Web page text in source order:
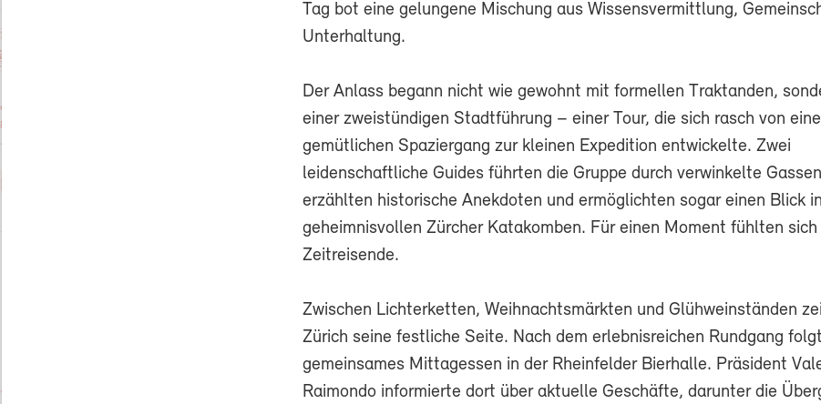
Tag bot eine gelungene Mischung aus Wissensvermittlung,
Unterhaltung.
Der Anlass begann nicht wie gewohnt mit formellen Traktanden,
einer zweistündigen Stadtführung – einer Tour, die sich rasch von
gemütlichen Spaziergang zur kleinen Expedition entwickelte. Zwei
leidenschaftliche Guides führten die Gruppe durch verwinkelte
erzählten historische Anekdoten und ermöglichten sogar einen Blick
geheimnisvollen Zürcher Katakomben. Für einen Moment fühlten
Zeitreisende.
Zwischen Lichterketten, Weihnachtsmärkten und Glühweinständen
Zürich seine festliche Seite. Nach dem erlebnisreichen Rundgang
gemeinsames Mittagessen in der Rheinfelder Bierhalle. Präsident
Raimondo informierte dort über aktuelle Geschäfte, darunter die